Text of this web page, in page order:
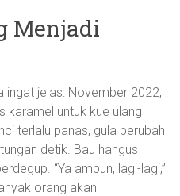
Menjadi
ingat jelas: November 2022,
untuk kue ulang
terlalu panas, gula berubah
detik. Bau hangus
“Ya ampun, lagi-lagi,”
orang akan